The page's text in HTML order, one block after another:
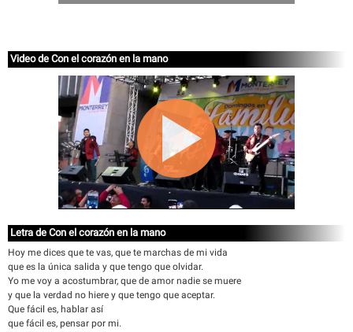
Video de Con el corazón en la mano
Letra de Con el corazón en la mano
Hoy me dices que te vas, que te marchas de mi vida
que es la única salida y que tengo que olvidar.
Yo me voy a acostumbrar, que de amor nadie se muere
y que la verdad no hiere y que tengo que aceptar.
Que fácil es, hablar así
que fácil es, pensar por mi.